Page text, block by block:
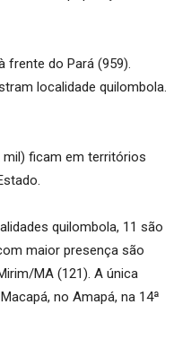
frente do Pará (959).
localidade quilombola.
mil) ficam em territórios
quilombola, 11 são
maior presença são
MA (121). A única
no Amapá, na 14ª